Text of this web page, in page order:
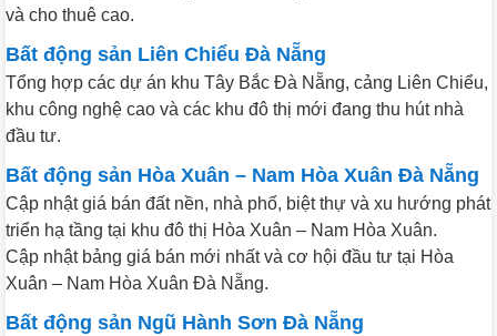
và cho thuê cao.
Bất động sản Liên Chiểu Đà Nẵng
Tổng hợp các dự án khu Tây Bắc Đà Nẵng, cảng Liên Chiểu,
khu công nghệ cao và các khu đô thị mới đang thu hút nhà
đầu tư.
Bất động sản Hòa Xuân – Nam Hòa Xuân Đà Nẵng
Cập nhật giá bán đất nền, nhà phố, biệt thự và xu hướng phát
triển hạ tầng tại khu đô thị Hòa Xuân – Nam Hòa Xuân.
Cập nhật bảng giá bán mới nhất và cơ hội đầu tư tại Hòa
Xuân – Nam Hòa Xuân Đà Nẵng.
Bất động sản Ngũ Hành Sơn Đà Nẵng